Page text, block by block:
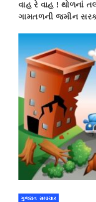
વાહ રે વાહ ! થોળનાં
ગામતળની જમીન
ગુજરાત સમાચાર